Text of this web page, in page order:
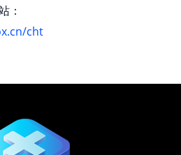
：
cht